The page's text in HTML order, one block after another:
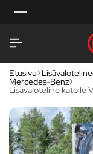
Etusivu
Mercedes-Benz
Lisävaloteline katolle